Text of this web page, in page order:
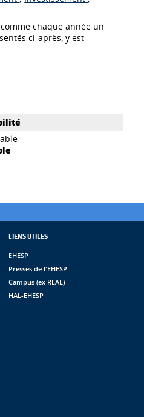
chaque année un
ci-après, y est
LIENS UTILES
EHESP
Presses de l'EHESP
Campus (ex REAL)
HAL-EHESP